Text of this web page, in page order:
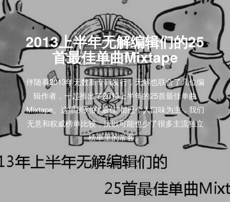
2013上半年无解编辑们的25
首最佳单曲Mixtape
伴随着2013年无数新专辑发行，无解也联合了几位编
辑作者，一起推出了2013上半年的25首最佳单曲
Mixtape。这里所列的“最佳”都已个人口味为主，我们
无意和权威榜单比较，所以可能也少了很多主流独立
榜单里的常客。